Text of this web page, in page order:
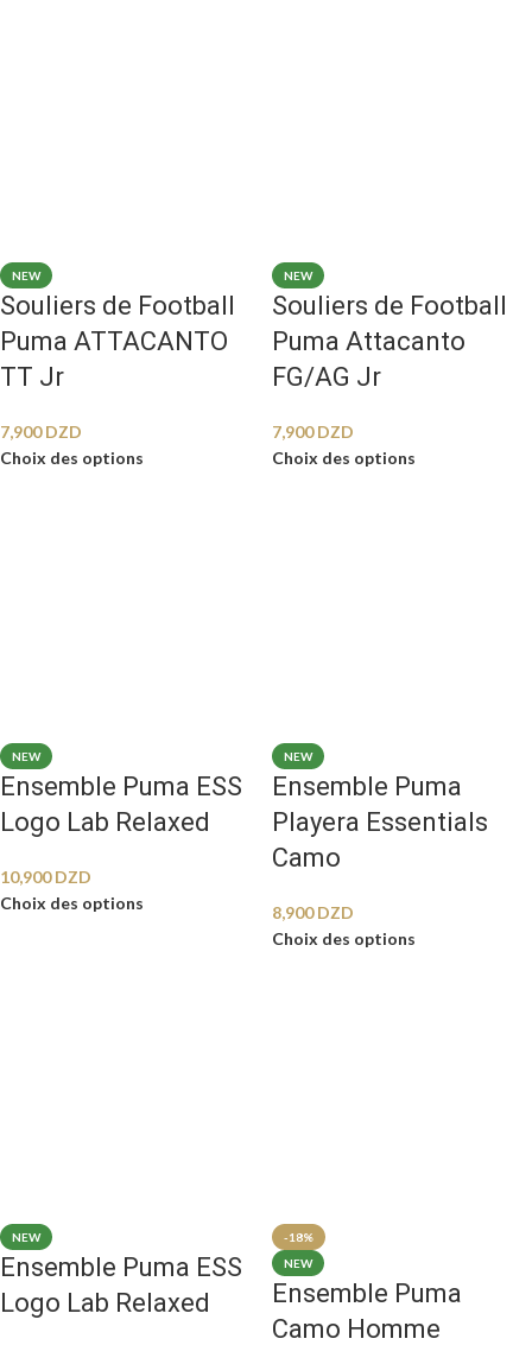
NEW
Souliers de Football
Puma ATTACANTO
TT Jr
7,900DZD
Choix des options
NEW
Souliers de Football
Puma Attacanto
FG/AG Jr
7,900DZD
Choix des options
NEW
Ensemble Puma ESS
Logo Lab Relaxed
10,900DZD
Choix des options
NEW
Ensemble Puma
Playera Essentials
Camo
8,900DZD
Choix des options
NEW
Ensemble Puma ESS
Logo Lab Relaxed
-18%
NEW
Ensemble Puma
Camo Homme